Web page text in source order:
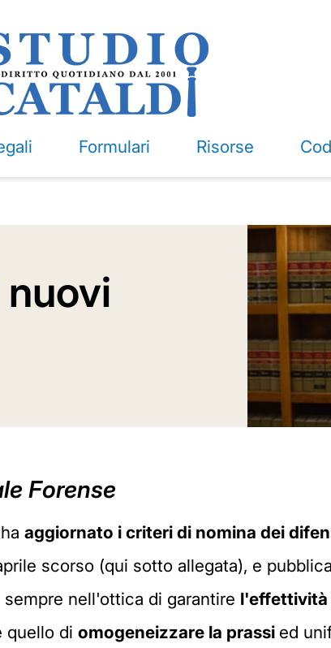
Formulari Risorse
Forense
aggiornato i criteri di nomina dei
scorso (qui sotto allegata), e
sempre nell'ottica di garantire l'effettività
quello di omogeneizzare la prassi ed